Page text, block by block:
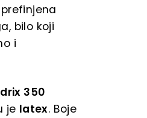
bilo koji
i
350
je latex. Boje